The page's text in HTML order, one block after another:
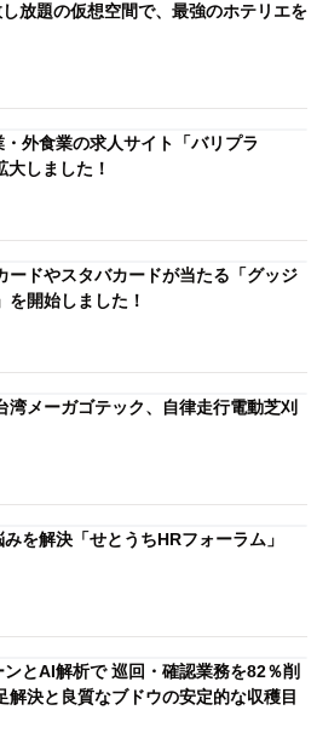
放題の仮想空間で、最強のホテリエを
・外食業の求人サイト「バリプラ
しました！
ードやスタバカードが当たる「グッジ
を開始しました！
みを解決「せとうちHRフォーラム」
とAI解析で 巡回・確認業務を82％削
決と良質なブドウの安定的な収穫目